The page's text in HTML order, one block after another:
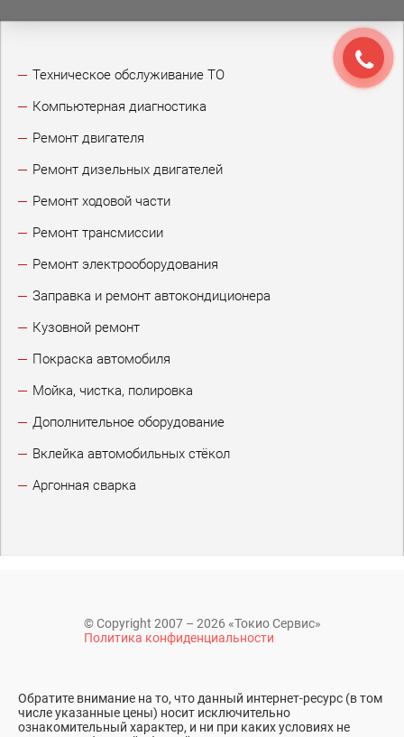
Техническое обслуживание ТО
Компьютерная диагностика
Ремонт двигателя
Ремонт дизельных двигателей
Ремонт ходовой части
Ремонт трансмиссии
Ремонт электрооборудования
Заправка и ремонт автокондиционера
Кузовной ремонт
Покраска автомобиля
Мойка, чистка, полировка
Дополнительное оборудование
Вклейка автомобильных стёкол
Аргонная сварка
© Copyright 2007 – 2026 «Токио Сервис»
Политика конфиденциальности
Обратите внимание на то, что данный интернет-ресурс (в том
числе указанные цены) носит исключительно
ознакомительный характер, и ни при каких условиях не